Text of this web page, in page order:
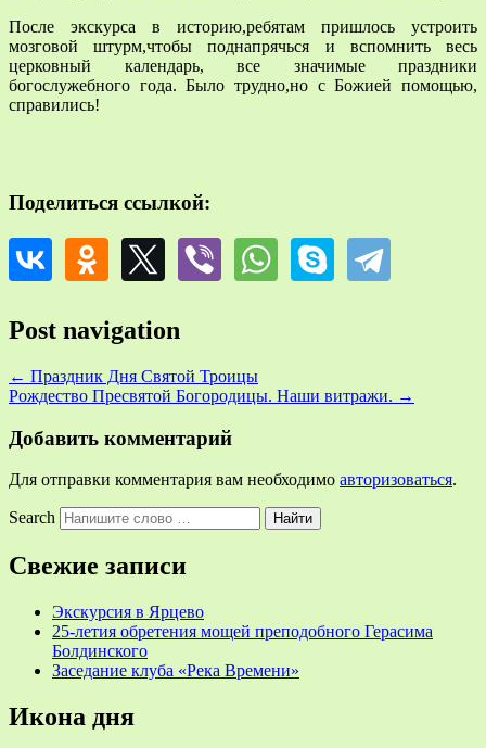
После экскурса в историю,ребятам пришлось устроить
мозговой штурм,чтобы поднапрячься и вспомнить весь
церковный календарь, все значимые праздники
богослужебного года. Было трудно,но с Божией помощью,
справились!
Поделиться ссылкой:
Post navigation
← Праздник Дня Святой Троицы
Рождество Пресвятой Богородицы. Наши витражи. →
Добавить комментарий
Для отправки комментария вам необходимо авторизоваться.
Search
Свежие записи
Экскурсия в Ярцево
25-летия обретения мощей преподобного Герасима
Болдинского
Заседание клуба «Река Времени»
Икона дня